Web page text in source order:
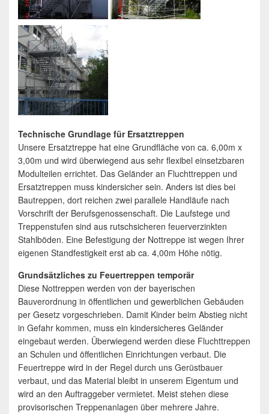
Technische Grundlage für Ersatztreppen
Unsere Ersatztreppe hat eine Grundfläche von ca. 6,00m x
3,00m und wird überwiegend aus sehr flexibel einsetzbaren
Modulteilen errichtet. Das Geländer an Fluchttreppen und
Ersatztreppen muss kindersicher sein. Anders ist dies bei
Bautreppen, dort reichen zwei parallele Handläufe nach
Vorschrift der Berufsgenossenschaft. Die Laufstege und
Treppenstufen sind aus rutschsicheren feuerverzinkten
Stahlböden. Eine Befestigung der Nottreppe ist wegen Ihrer
eigenen Standfestigkeit erst ab ca. 4,00m Höhe nötig.
Grundsätzliches zu Feuertreppen temporär
Diese Nottreppen werden von der bayerischen
Bauverordnung in öffentlichen und gewerblichen Gebäuden
per Gesetz vorgeschrieben. Damit Kinder beim Abstieg nicht
in Gefahr kommen, muss ein kindersicheres Geländer
eingebaut werden. Überwiegend werden diese Fluchttreppen
an Schulen und öffentlichen Einrichtungen verbaut. Die
Feuertreppe wird in der Regel durch uns Gerüstbauer
verbaut, und das Material bleibt in unserem Eigentum und
wird an den Auftraggeber vermietet. Meist stehen diese
provisorischen Treppenanlagen über mehrere Jahre.